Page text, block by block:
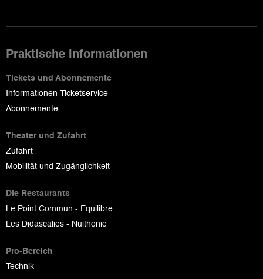
Praktische Informationen
Tickets und Abonnemente
Informationen Ticketservice
Abonnemente
Theater und Zufahrt
Zufahrt
Mobilität und Zugänglichkeit
Die Restaurants
Le Point Commun - Equilibre
Les Didascalies - Nuithonie
Pro-Bereich
Technik